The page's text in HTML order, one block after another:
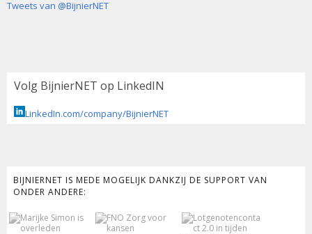
Tweets van @BijnierNET
Volg BijnierNET op LinkedIN
LinkedIn.com/company/BijnierNET
BIJNIERNET IS MEDE MOGELIJK DANKZIJ DE SUPPORT VAN
ONDER ANDERE: